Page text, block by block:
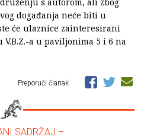
događanja neće biti u
će ulaznice zainteresirani
a u paviljonima 5 i 6 na
Preporuči članak
SADRŽAJ –